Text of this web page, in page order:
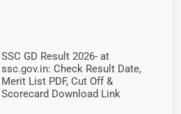
SSC GD Result 2026- at
ssc.gov.in: Check Result Date,
Merit List PDF, Cut Off &
Scorecard Download Link